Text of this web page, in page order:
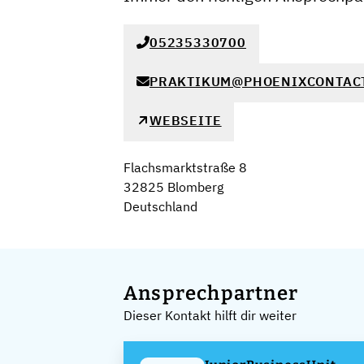
05235330700
WEBSEITE
Flachsmarktstraße 8
32825 Blomberg
Deutschland
Ansprechpartner
Dieser Kontakt hilft dir weiter